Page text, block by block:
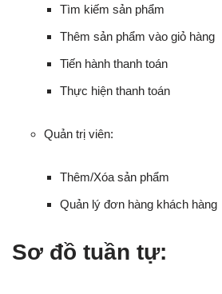
Tìm kiếm sản phẩm
Thêm sản phẩm vào giỏ hàng
Tiến hành thanh toán
Thực hiện thanh toán
Quản trị viên:
Thêm/Xóa sản phẩm
Quản lý đơn hàng khách hàng
Sơ đồ tuần tự: